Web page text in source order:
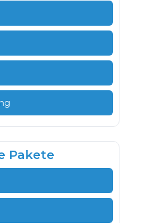
Pakete